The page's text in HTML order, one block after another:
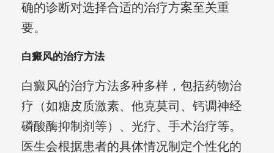
确的诊断对选择合适的治疗方案至关重
要。
白癜风的治疗方法
白癜风的治疗方法多种多样，包括药物治
疗（如糖皮质激素、他克莫司、钙调神经
磷酸酶抑制剂等）、光疗、手术治疗等。
医生会根据患者的具体情况制定个性化的